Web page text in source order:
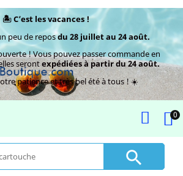
🏝️ C’est les vacances !
peu de reposdu 28 juillet au 24 août.
! Vous pouvez passer commande en
serontexpédiées à partir du 24 août.
patience et très bel été à tous ! ☀️
0
